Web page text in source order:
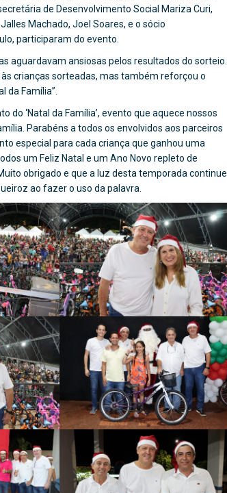
de Desenvolvimento Social Mariza Curi,
Machado, Joel Soares, e o sócio
participaram do evento.
aguardavam ansiosas pelos resultados do sorteio.
crianças sorteadas, mas também reforçou o
da Família”.
‘Natal da Família’, evento que aquece nossos
Parabéns a todos os envolvidos aos parceiros
especial para cada criança que ganhou uma
um Feliz Natal e um Ano Novo repleto de
obrigado e que a luz desta temporada continue
ao fazer o uso da palavra.